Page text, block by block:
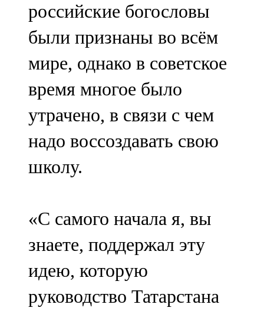
российские богословы
были признаны во всём
мире, однако в советское
время многое было
утрачено, в связи с чем
надо воссоздавать свою
школу.
«С самого начала я, вы
знаете, поддержал эту
идею, которую
руководство Татарстана